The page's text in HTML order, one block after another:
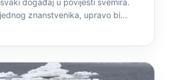
znanstvenika, upravo bi…